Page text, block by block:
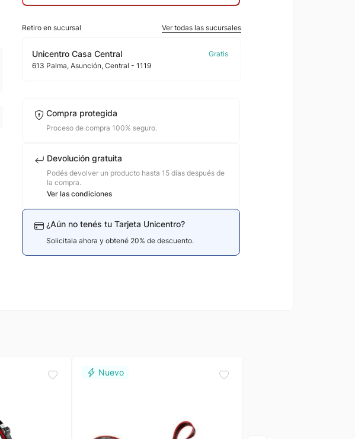
Retiro en sucursal Ver todas las sucursales
Unicentro Casa Central
613 Palma, Asunción, Central - 1119
Compra protegida
Proceso de compra 100% seguro.
Devolución gratuita
Podés devolver un producto hasta 15 días después de
la compra.
Ver las condiciones
¿Aún no tenés tu Tarjeta Unicentro?
Solicitala ahora y obtené 20% de descuento.